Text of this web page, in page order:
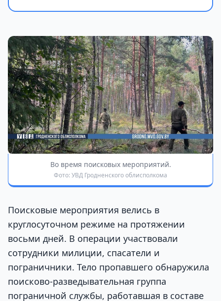
Во время поисковых мероприятий.
Фото: УВД Гродненского облисполкома
Поисковые мероприятия велись в
круглосуточном режиме на протяжении
восьми дней. В операции участвовали
сотрудники милиции, спасатели и
пограничники. Тело пропавшего обнаружила
поисково-разведывательная группа
пограничной службы, работавшая в составе